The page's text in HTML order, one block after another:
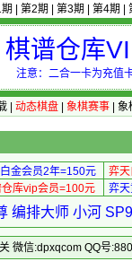
第2期 第3期 第4期
棋谱仓库
注意：二合一卡为充值
| 动态棋盘| 象棋赛事| 象
金会员2年=150元
弈
库vip会员=100元 弈
编排大师 小河
微信:dpxqcom QQ号